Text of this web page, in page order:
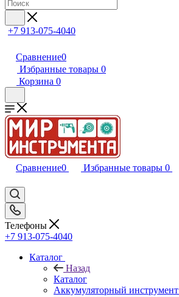
+7 913-075-4040
Сравнение0
Избранные товары 0
Корзина 0
Сравнение0 Избранные товары 0
Телефоны
+7 913-075-4040
Каталог
Назад
Каталог
Аккумуляторный инструмент